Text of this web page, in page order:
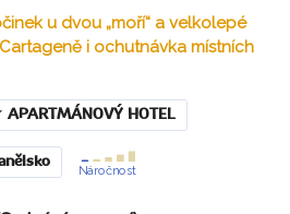
u dvou „moří“ a velkolepé
i ochutnávka místních
APARTMÁNOVÝ HOTEL
Náročnost